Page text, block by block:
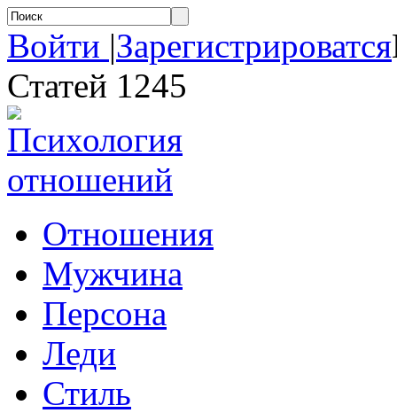
Войти |Зарегистрироватся
Статей 1245
Отношения
Мужчина
Персона
Леди
Стиль